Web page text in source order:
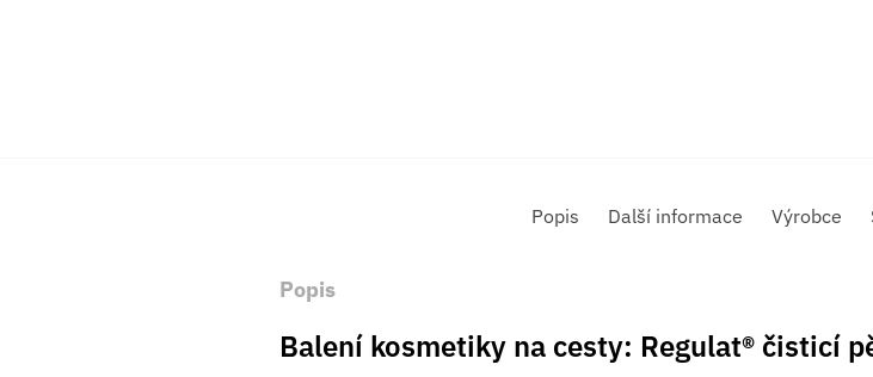
Popis Další informace Výrobce
Popis
Balení kosmetiky na cesty: Regulat® čisticí